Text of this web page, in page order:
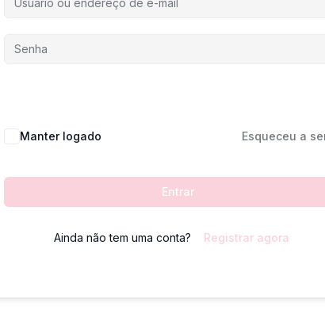
Manter logado Esqueceu a
Entrar
Ainda não tem uma conta? Registrar agora